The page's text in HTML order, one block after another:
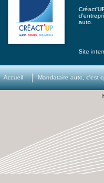
auto.
Site
Accueil Mandataire auto, c'est